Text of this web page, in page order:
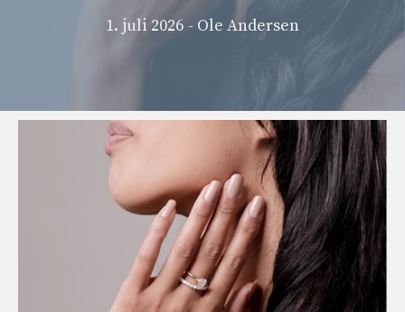
1. juli 2026 - Ole Andersen